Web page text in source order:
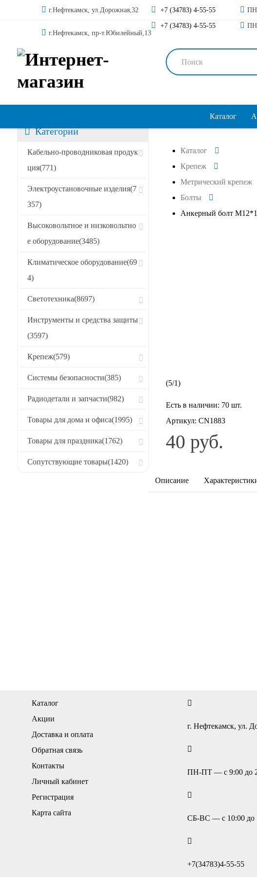
г.Нефтекамск, ул.Дорожная,32
г.Нефтекамск, пр-т.Юбилейный,13
+7 (34783) 4-55-55
+7 (34783) 4-55-55
Каталог
Категории
Кабельно-проводниковая продук
ция(771)
Электроустановочные изделия(7
357)
Высоковольтное и низковольтно
е оборудование(3485)
Климатическое оборудование(69
4)
Светотехника(8697)
Инструменты и средства защиты
(3597)
Крепеж(579)
Системы безопасности(385)
Радиодетали и запчасти(982)
Товары для дома и офиса(1995)
Товары для праздника(1762)
Сопутствующие товары(1420)
Каталог
Крепеж
Метрический крепеж
Болты
Анкерный болт
(5/1)
Есть в наличии: 70 шт.
Артикул: CN1883
40 руб.
Описание
Каталог
Акции
Доставка и оплата
Обратная связь
Контакты
Личный кабинет
Регистрация
Карта сайта
г. Нефтекамск, ул.
ПН-ПТ — с 9:00 до
СБ-ВС — с 10:00 до
+7(34783)4-55-55